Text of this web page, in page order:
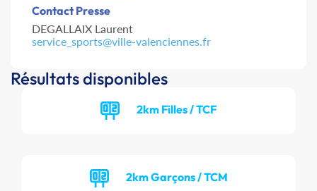
Contact Presse
DEGALLAIX Laurent
service_sports@ville-valenciennes.fr
Résultats disponibles
2km Filles / TCF
2km Garçons / TCM